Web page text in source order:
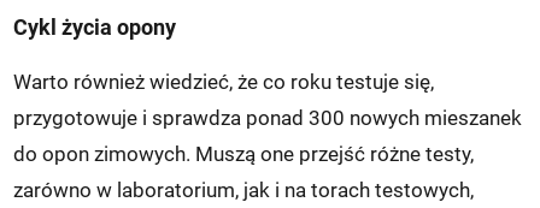
Cykl życia opony
Warto również wiedzieć, że co roku testuje się,
przygotowuje i sprawdza ponad 300 nowych mieszanek
do opon zimowych. Muszą one przejść różne testy,
zarówno w laboratorium, jak i na torach testowych,